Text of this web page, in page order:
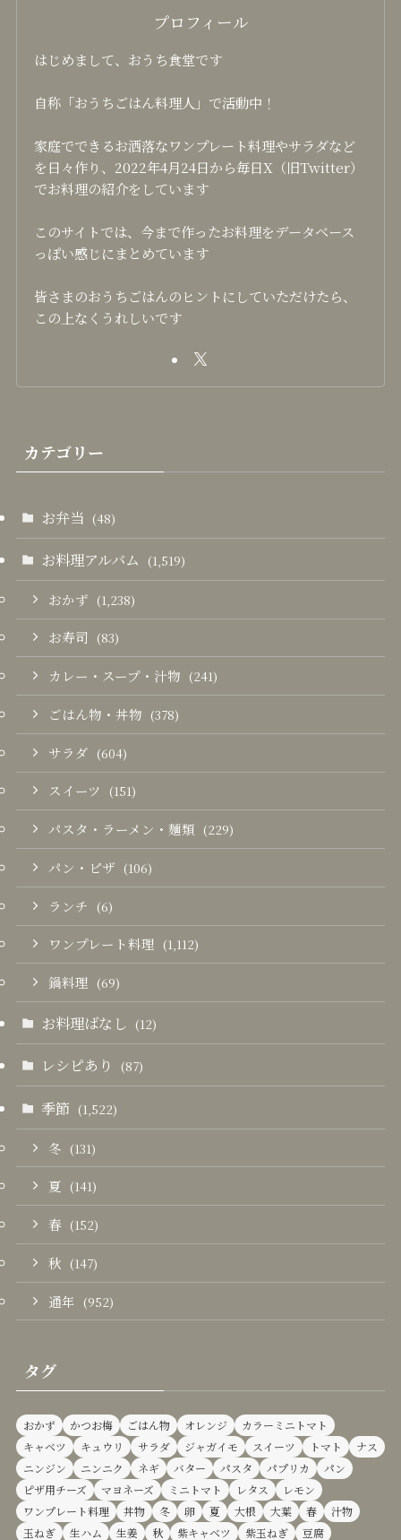
プロフィール
はじめまして、おうち食堂です
自称「おうちごはん料理人」で活動中！
家庭でできるお洒落なワンプレート料理やサラダなど
を日々作り、2022年4月24日から毎日X（旧Twitter）
でお料理の紹介をしています
このサイトでは、今まで作ったお料理をデータベース
っぽい感じにまとめています
皆さまのおうちごはんのヒントにしていただけたら、
この上なくうれしいです
カテゴリー
お弁当 (48)
お料理アルバム (1,519)
おかず (1,238)
お寿司 (83)
カレー・スープ・汁物 (241)
ごはん物・丼物 (378)
サラダ (604)
スイーツ (151)
パスタ・ラーメン・麺類 (229)
パン・ピザ (106)
ランチ (6)
ワンプレート料理 (1,112)
鍋料理 (69)
お料理ばなし (12)
レシピあり (87)
季節 (1,522)
冬 (131)
夏 (141)
春 (152)
秋 (147)
通年 (952)
タグ
おかず かつお梅 ごはん物 オレンジ
カラーミニトマト
キャベツ
キュウリ サラダ ジャガイモ スイーツ トマト
ナス
ニンジン
ニンニク ネギ バター パスタ パプリカ
パン
ピザ用チーズ
マヨネーズ ミニトマト レタス
レモン
ワンプレート料理
丼物 冬 卵 夏 大根 大葉 春
汁物
玉ねぎ
生ハム 生姜 秋 紫キャベツ 紫玉ねぎ 豆腐